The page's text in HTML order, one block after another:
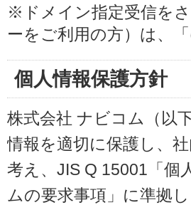
※ドメイン指定受信を
ーをご利用の方）は、
個人情報保護方針
株式会社 ナビコム（以
情報を適切に保護し、
考え、JIS Q 15001「個
ムの要求事項」に準拠